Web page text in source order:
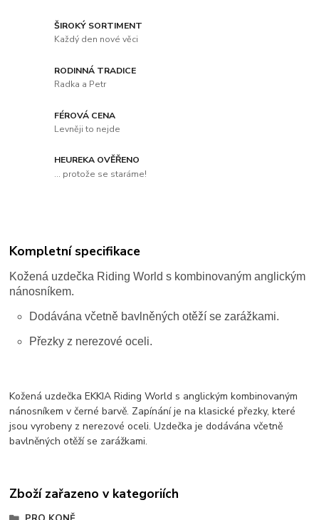
ŠIROKÝ SORTIMENT
Každý den nové věci
RODINNÁ TRADICE
Radka a Petr
FÉROVÁ CENA
Levněji to nejde
HEUREKA OVĚŘENO
... protože se staráme!
Kompletní specifikace
Kožená uzdečka Riding World s kombinovaným anglickým
nánosníkem.
Dodávána včetně bavlněných otěží se zarážkami.
Přezky z nerezové oceli.
Kožená uzdečka EKKIA Riding World s anglickým kombinovaným
nánosníkem v černé barvě. Zapínání je na klasické přezky, které
jsou vyrobeny z nerezové oceli. Uzdečka je dodávána včetně
bavlněných otěží se zarážkami.
Zboží zařazeno v kategoriích